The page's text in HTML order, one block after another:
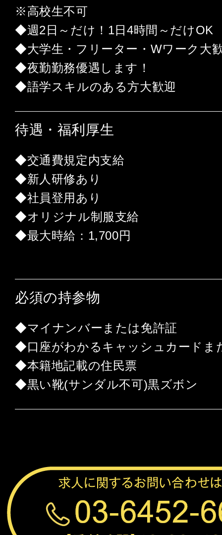
※高校生不可
◆週2日～だけ！1日4時間～だけOK
◆大学生・フリーター・Wワーク大
◆夜勤勤務優遇します！
◆語学スキルのある方大歓迎
待遇・福利厚生
◆交通費規定内支給
◆新人研修あり
◆社員登用あり
◆オリジナル制服支給
◆最大時給：1,700円
必須の持参物
◆マイナンバーまたは免許証
◆口座がわかるキャッシュカードま
◆本籍地記載の住民票
◆黒い靴(サンダル不可)黒ズボン